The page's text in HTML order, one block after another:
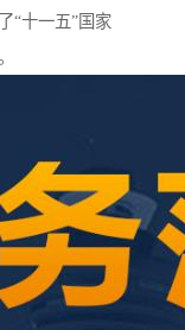
“十一五”国家